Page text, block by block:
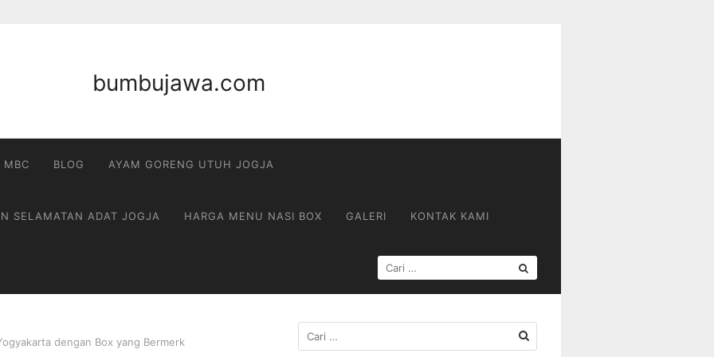
bumbujawa.com
MBC BLOG AYAM GORENG UTUH JOGJA
SELAMATAN ADAT JOGJA HARGA MENU NASI BOX GALERI KONTAK KAMI
CARI
UNTUK:
dengan Box yang Bermerk
Cari
untuk: